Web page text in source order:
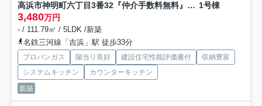
高浜市神明町六丁目3番32『仲介手数料無料』新築一戸建て・建売 1号棟
3,480万円
- / 111.79㎡ / 5LDK /新築
名鉄三河線「吉浜」駅 徒歩33分
プロパンガス 陽当り良好 建設住宅性能評価書付
収納豊富
システムキッチン
カウンターキッチン
新築